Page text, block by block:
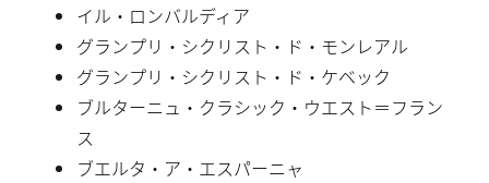
イル・ロンバルディア
グランプリ・シクリスト・ド・モンレアル
グランプリ・シクリスト・ド・ケベック
ブルターニュ・クラシック・ウエスト＝フラン
ス
ブエルタ・ア・エスパーニャ